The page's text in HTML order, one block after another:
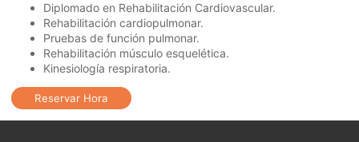
Diplomado en Rehabilitación Cardiovascular.
Rehabilitación cardiopulmonar.
Pruebas de función pulmonar.
Rehabilitación músculo esquelética.
Kinesiología respiratoria.
Reservar Hora